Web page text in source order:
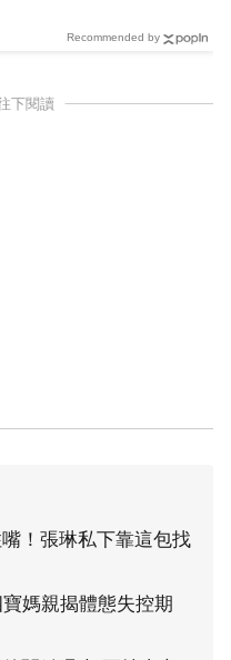
Recommended by
下閱讀
！張琳私下靠這包找
媽親揭體態失控期